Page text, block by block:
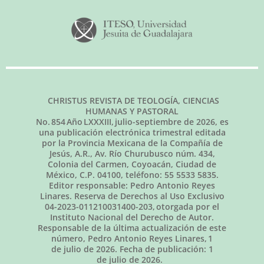
CHRISTUS REVISTA DE TEOLOGÍA, CIENCIAS
HUMANAS Y PASTORAL
No.854Año LXXXIII, julio-septiembre de 2026, es
una publicación electrónica trimestral editada
por la Provincia Mexicana de la Compañía de
Jesús, A.R., Av. Río Churubusco núm. 434,
Colonia del Carmen, Coyoacán, Ciudad de
México, C.P. 04100, teléfono: 55 5533 5835.
Editor responsable: Pedro Antonio Reyes
Linares. Reserva de Derechos al Uso Exclusivo
04-2023-011210031400-203, otorgada por el
Instituto Nacional del Derecho de Autor.
Responsable de la última actualización de este
número, Pedro Antonio Reyes Linares, 1
de julio de 2026. Fecha de publicación: 1
de julio de 2026.